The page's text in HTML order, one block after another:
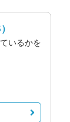
いるかを